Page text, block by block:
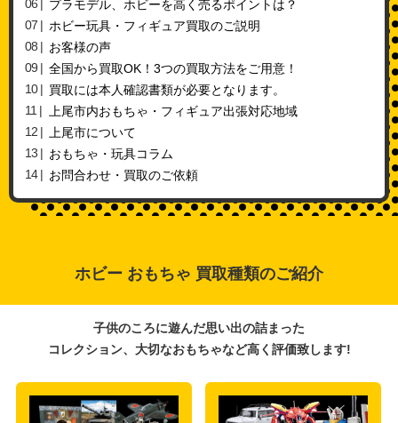
プラモデル、ホビーを高く売るポイントは？
ホビー玩具・フィギュア買取のご説明
お客様の声
全国から買取OK！3つの買取方法をご用意！
買取には本人確認書類が必要となります。
上尾市内おもちゃ・フィギュア出張対応地域
上尾市について
おもちゃ・玩具コラム
お問合わせ・買取のご依頼
ホビー おもちゃ 買取種類のご紹介
子供のころに遊んだ思い出の詰まった
コレクション、大切なおもちゃなど高く評価致します!